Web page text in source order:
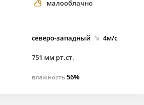
малооблачно
северо-западный 4м/с
751 мм рт.ст.
влажность56%